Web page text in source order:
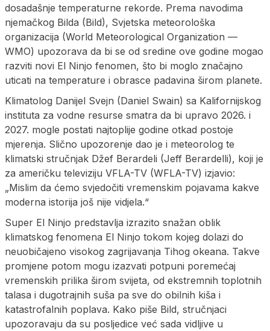
dosadašnje temperaturne rekorde. Prema navodima
njemačkog Bilda (Bild), Svjetska meteorološka
organizacija (World Meteorological Organization —
WMO) upozorava da bi se od sredine ove godine mogao
razviti novi El Ninjo fenomen, što bi moglo značajno
uticati na temperature i obrasce padavina širom planete.
Klimatolog Danijel Svejn (Daniel Swain) sa Kalifornijskog
instituta za vodne resurse smatra da bi upravo 2026. i
2027. mogle postati najtoplije godine otkad postoje
mjerenja. Slično upozorenje dao je i meteorolog te
klimatski stručnjak Džef Berardeli (Jeff Berardelli), koji je
za američku televiziju VFLA-TV (WFLA-TV) izjavio:
„Mislim da ćemo svjedočiti vremenskim pojavama kakve
moderna istorija još nije vidjela.“
Super El Ninjo predstavlja izrazito snažan oblik
klimatskog fenomena El Ninjo tokom kojeg dolazi do
neuobičajeno visokog zagrijavanja Tihog okeana. Takve
promjene potom mogu izazvati potpuni poremećaj
vremenskih prilika širom svijeta, od ekstremnih toplotnih
talasa i dugotrajnih suša pa sve do obilnih kiša i
katastrofalnih poplava. Kako piše Bild, stručnjaci
upozoravaju da su posljedice već sada vidljive u